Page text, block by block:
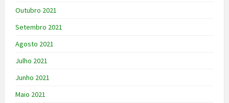
Outubro 2021
Setembro 2021
Agosto 2021
Julho 2021
Junho 2021
Maio 2021